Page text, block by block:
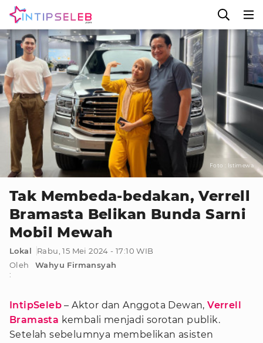
Foto : Istimewa
Tak Membeda-bedakan, Verrell
Bramasta Belikan Bunda Sarni
Mobil Mewah
Lokal
Rabu, 15 Mei 2024 - 17:10 WIB
Oleh
:
Wahyu Firmansyah
IntipSeleb – Aktor dan Anggota Dewan,Verrell
Bramasta kembali menjadi sorotan publik.
Setelah sebelumnya membelikan asisten